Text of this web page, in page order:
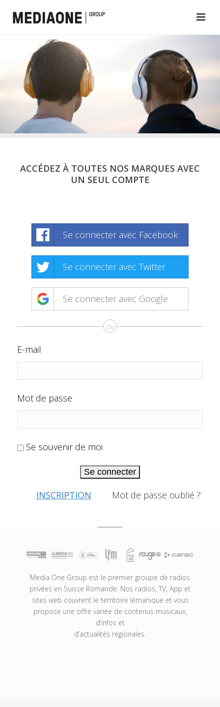
ACCÉDEZ À TOUTES NOS MARQUES AVEC
UN SEUL COMPTE
Se connecter avec Facebook
Se connecter avec Twitter
Se connecter avec Google
ou
E-mail
Mot de passe
Se souvenir de moi
Se connecter
INSCRIPTION Mot de passe oublié ?
Media One Group est le premier groupe de radios
privées en Suisse Romande. Nos radios, TV, App et
sites web couvrent le territoire lémanique et vous
propose une offre variée de contenus musicaux,
d’infos et
d’actualités régionales.